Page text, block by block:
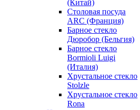
(Китай)
Столовая посуда
ARC (Франция)
Барное стекло
Дюробор (Бельгия)
Барное стекло
Bormioli Luigi
(Италия)
Хрустальное стекло
Stolzle
Хрустальное стекло
Rona